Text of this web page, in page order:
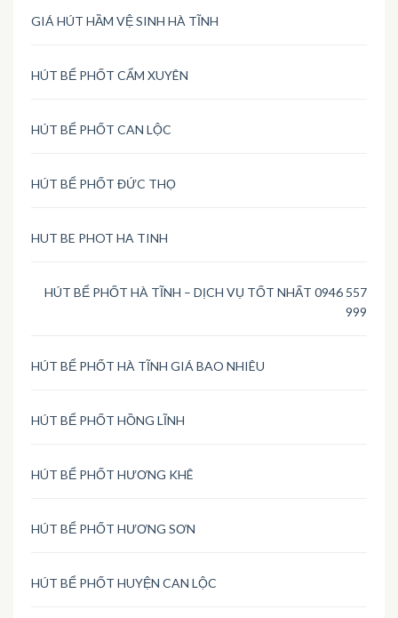
GIÁ HÚT HẦM VỆ SINH HÀ TĨNH
HÚT BỂ PHỐT CẨM XUYÊN
HÚT BỂ PHỐT CAN LỘC
HÚT BỂ PHỐT ĐỨC THỌ
HUT BE PHOT HA TINH
HÚT BỂ PHỐT HÀ TĨNH – DỊCH VỤ TỐT NHẤT 0946 557
999
HÚT BỂ PHỐT HÀ TĨNH GIÁ BAO NHIÊU
HÚT BỂ PHỐT HỒNG LĨNH
HÚT BỂ PHỐT HƯƠNG KHÊ
HÚT BỂ PHỐT HƯƠNG SƠN
HÚT BỂ PHỐT HUYỆN CAN LỘC